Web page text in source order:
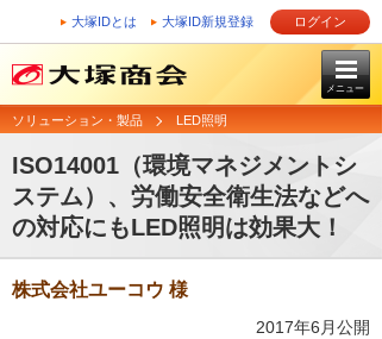
大塚IDとは 大塚ID新規登録 ログイン
メニュー
ソリューション・製品 LED照明
ISO14001（環境マネジメントシ
ステム）、労働安全衛生法などへ
の対応にもLED照明は効果大！
株式会社ユーコウ 様
2017年6月公開